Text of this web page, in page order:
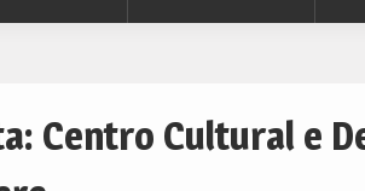
Centro Cultural e